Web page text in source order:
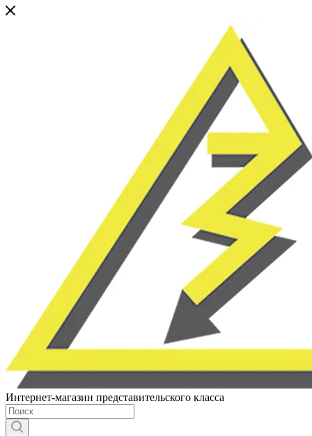
Интернет-магазин представительского класса